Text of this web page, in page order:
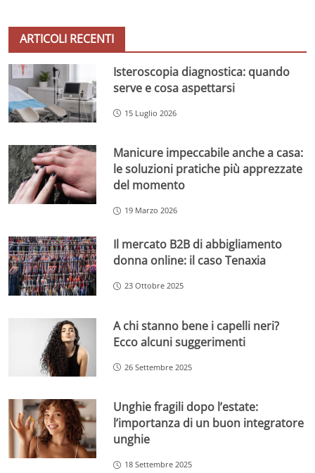
ARTICOLI RECENTI
Isteroscopia diagnostica: quando
serve e cosa aspettarsi
15 Luglio 2026
Manicure impeccabile anche a casa:
le soluzioni pratiche più apprezzate
del momento
19 Marzo 2026
Il mercato B2B di abbigliamento
donna online: il caso Tenaxia
23 Ottobre 2025
A chi stanno bene i capelli neri?
Ecco alcuni suggerimenti
26 Settembre 2025
Unghie fragili dopo l’estate:
l’importanza di un buon integratore
unghie
18 Settembre 2025